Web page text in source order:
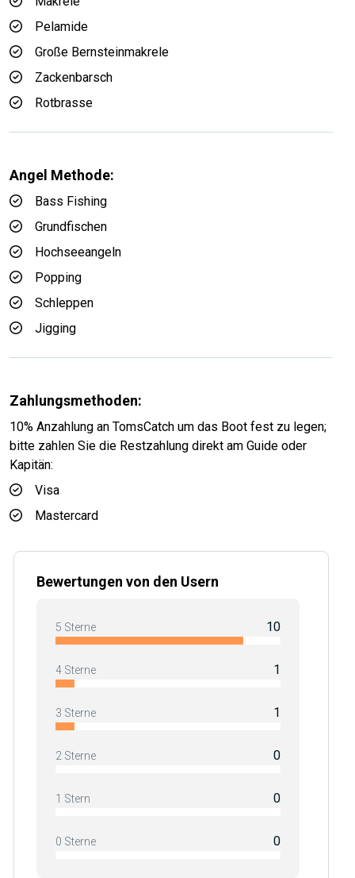
Pelamide
Große Bernsteinmakrele
Zackenbarsch
Rotbrasse
Angel Methode:
Bass Fishing
Grundfischen
Hochseeangeln
Popping
Schleppen
Jigging
Zahlungsmethoden:
10% Anzahlung an TomsCatch um das Boot fest zu legen;
bitte zahlen Sie die Restzahlung direkt am Guide oder
Kapitän:
Visa
Mastercard
Bewertungen von den Usern
5 Sterne 10
4 Sterne 1
3 Sterne 1
2 Sterne 0
1 Stern 0
0 Sterne 0